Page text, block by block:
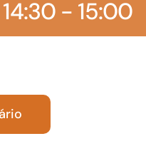
serviços do setor de
- 15:00